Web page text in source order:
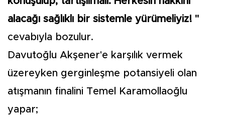
alacağı sağlıklı bir sistemle yürümeliyiz! "
cevabıyla bozulur.
Davutoğlu Akşener'e karşılık vermek
üzereyken gerginleşme potansiyeli olan
atışmanın finalini Temel Karamollaoğlu
yapar;